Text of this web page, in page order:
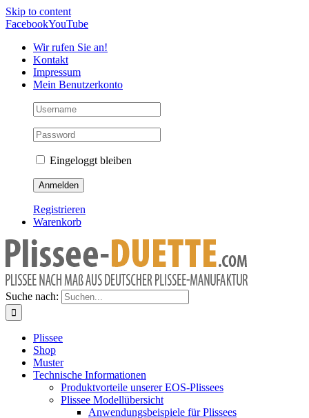
Skip to content
FacebookYouTube
Wir rufen Sie an!
Kontakt
Impressum
Mein Benutzerkonto
Eingeloggt bleiben
Registrieren
Warenkorb
Suche nach:
Plissee
Shop
Muster
Technische Informationen
Produktvorteile unserer EOS-Plissees
Plissee Modellübersicht
Anwendungsbeispiele für Plissees